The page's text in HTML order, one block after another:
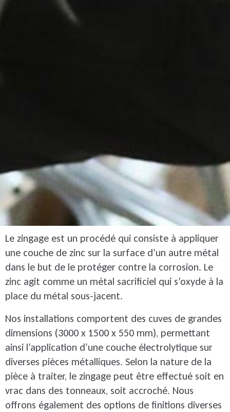
Le zingage est un procédé qui consiste à appliquer
une couche de zinc sur la surface d’un autre métal
dans le but de le protéger contre la corrosion. Le
zinc agit comme un métal sacrificiel qui s’oxyde à la
place du métal sous-jacent.
Nos installations comportent des cuves de grandes
dimensions (3000 x 1500 x 550 mm), permettant
ainsi l’application d’une couche électrolytique sur
diverses pièces métalliques. Selon la nature de la
pièce à traiter, le zingage peut être effectué soit en
vrac dans des tonneaux, soit accroché. Nous
offrons également des options de finitions diverses